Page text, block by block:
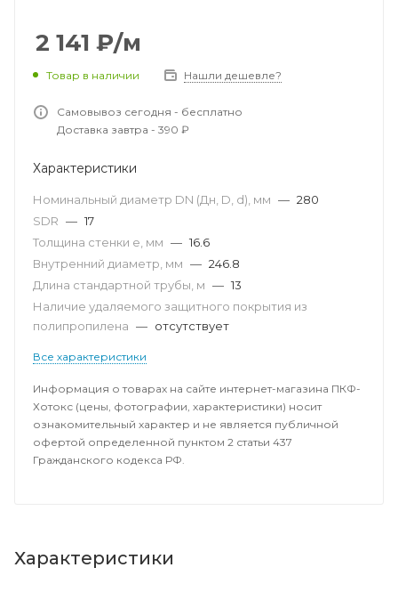
2 141 ₽/м
Товар в наличии Нашли дешевле?
Самовывоз сегодня - бесплатно
Доставка завтра - 390 ₽
Характеристики
Номинальный диаметр DN (Дн, D, d), мм — 280
SDR — 17
Толщина стенки e, мм — 16.6
Внутренний диаметр, мм — 246.8
Длина стандартной трубы, м — 13
Наличие удаляемого защитного покрытия из
полипропилена — отсутствует
Все характеристики
Информация о товарах на сайте интернет-магазина ПКФ-
Хотокс (цены, фотографии, характеристики) носит
ознакомительный характер и не является публичной
офертой определенной пунктом 2 статьи 437
Гражданского кодекса РФ.
Характеристики